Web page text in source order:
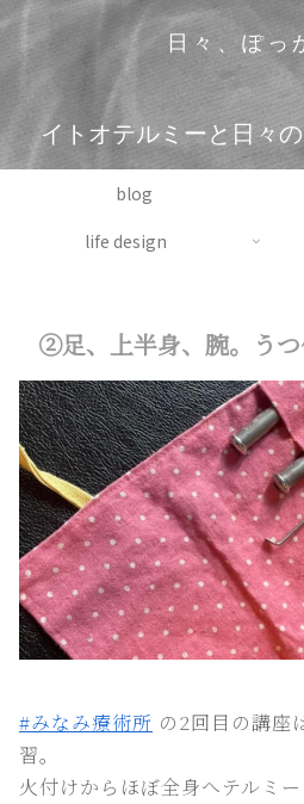
日々、ぽっ
イトオテルミーと日々
blog
life design
②足、上半身、腕。う
#みなみ療術所 の2回目の講座
習。
火付けからほぼ全身へテルミー